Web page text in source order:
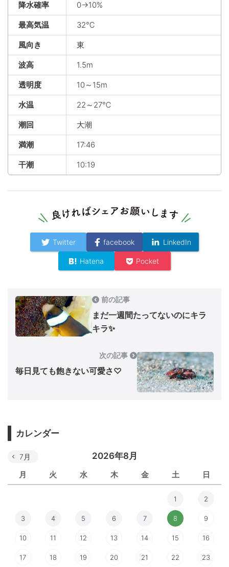
降水確率 0→10%
最高気温 32℃
風向き 東
波高 1.5m
透明度 10～15m
水温 22～27℃
潮回 大潮
満潮 17:46
干潮 10:19
Twitter facebook LinkedIn
Hatena Pocket
前の記事
まだ一週間たってないのにキラ
キラ✨
次の記事
毎日見ても飽きない可愛さ♡
カレンダー
2026年8月
月 火 水 木 金 土 日
7月
1 2
3 4 5 6 7 8 9
10 11 12 13 14 15 16
17 18 19 20 21 22 23